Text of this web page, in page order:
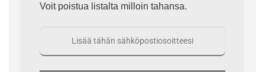
Voit poistua listalta milloin tahansa.